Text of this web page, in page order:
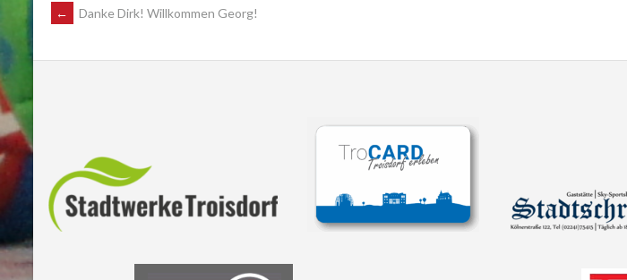
POST
NAVIGATION
← Danke Dirk! Willkommen Georg!